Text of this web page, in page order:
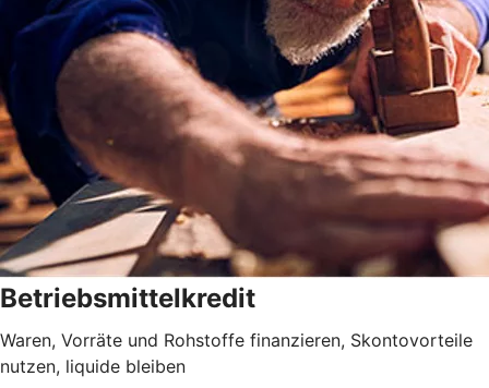
Betriebsmittelkredit
Waren, Vorräte und Rohstoffe finanzieren, Skontovorteile
nutzen, liquide bleiben